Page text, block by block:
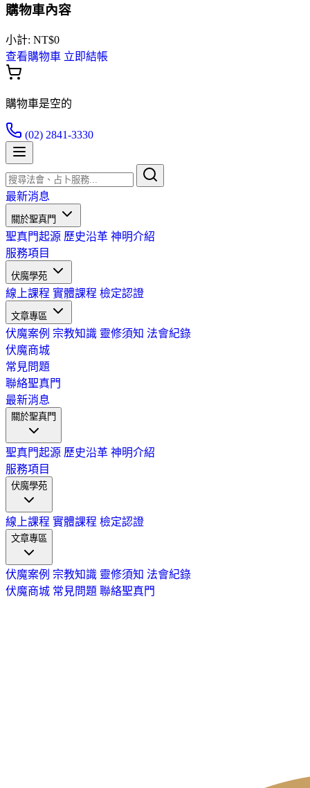
購物車內容
小計: NT$0
查看購物車 立即結帳
購物車是空的
(02) 2841-3330
最新消息
關於聖真門
聖真門起源 歷史沿革 神明介紹
服務項目
伏魔學苑
線上課程 實體課程 檢定認證
文章專區
伏魔案例 宗教知識 靈修須知 法會紀錄
伏魔商城
常見問題
聯絡聖真門
最新消息
關於聖真門
聖真門起源 歷史沿革 神明介紹
服務項目
伏魔學苑
線上課程 實體課程 檢定認證
文章專區
伏魔案例 宗教知識 靈修須知 法會紀錄
伏魔商城 常見問題 聯絡聖真門